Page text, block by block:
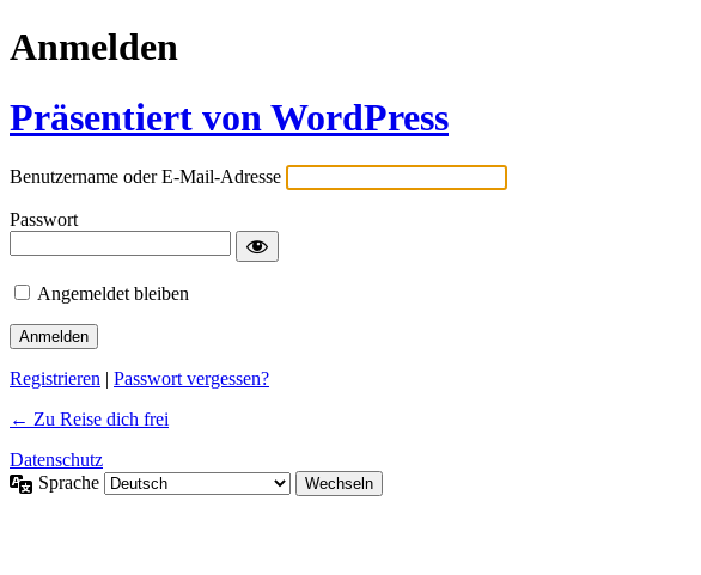
Anmelden
Präsentiert von WordPress
Benutzername oder E-Mail-Adresse
Passwort
Angemeldet bleiben
Registrieren | Passwort vergessen?
← Zu Reise dich frei
Datenschutz
Sprache